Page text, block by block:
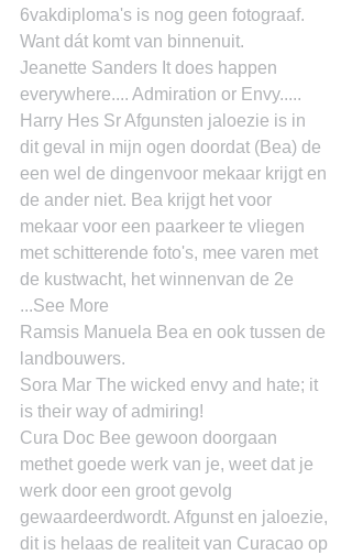
6vakdiploma's is nog geen fotograaf.
Want dát komt van binnenuit.
Jeanette Sanders It does happen
everywhere.... Admiration or Envy.....
Harry Hes Sr Afgunsten jaloezie is in
dit geval in mijn ogen doordat (Bea) de
een wel de dingenvoor mekaar krijgt en
de ander niet. Bea krijgt het voor
mekaar voor een paarkeer te vliegen
met schitterende foto's, mee varen met
de kustwacht, het winnenvan de 2e
...See More
Ramsis Manuela Bea en ook tussen de
landbouwers.
Sora Mar The wicked envy and hate; it
is their way of admiring!
Cura Doc Bee gewoon doorgaan
methet goede werk van je, weet dat je
werk door een groot gevolg
gewaardeerdwordt. Afgunst en jaloezie,
dit is helaas de realiteit van Curacao op